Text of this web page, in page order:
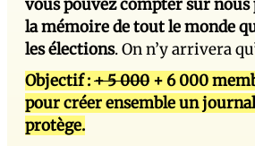
vous pouvez compter sur
la mémoire de tout le monde
les élections. On n’y arrivera
Objectif :+ 5 000 + 6 000
pour créer ensemble un
protège.